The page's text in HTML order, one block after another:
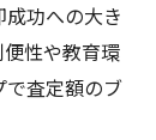
功への大き
性や教育環
査定額のブ